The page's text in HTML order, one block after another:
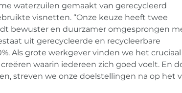
waterzuilen gemaakt van gerecycleerd
visnetten. “Onze keuze heeft twee
bewuster en duurzamer omgesprongen
uit gerecycleerde en recycleerbare
Als grote werkgever vinden we het
waarin iedereen zich goed voelt. En
streven we onze doelstellingen na op het